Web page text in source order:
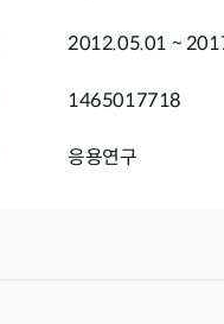
2012.05.01 ~
1465017718
응용연구